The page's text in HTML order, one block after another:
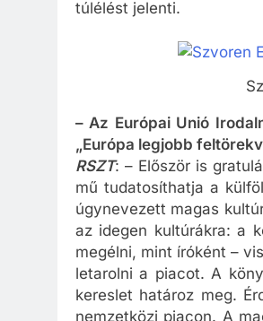
túlélést jelenti.
– Az Európai Unió
„Európa legjobb
RSZT: – Először is
mű tudatosíthatja a
úgynevezett magas
az idegen kultúrákra: a
megélni, mint íróként –
letarolni a piacot. A
kereslet határoz meg.